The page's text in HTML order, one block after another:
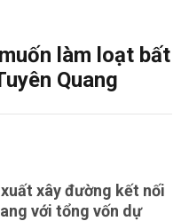
làm loạt bất
Quang
xây đường kết nối
với tổng vốn dự